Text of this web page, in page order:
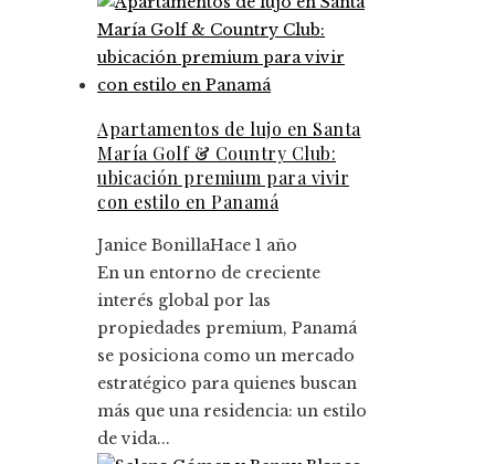
Apartamentos de lujo en Santa
María Golf & Country Club:
ubicación premium para vivir
con estilo en Panamá
Janice BonillaHace 1 año
En un entorno de creciente
interés global por las
propiedades premium, Panamá
se posiciona como un mercado
estratégico para quienes buscan
más que una residencia: un estilo
de vida...